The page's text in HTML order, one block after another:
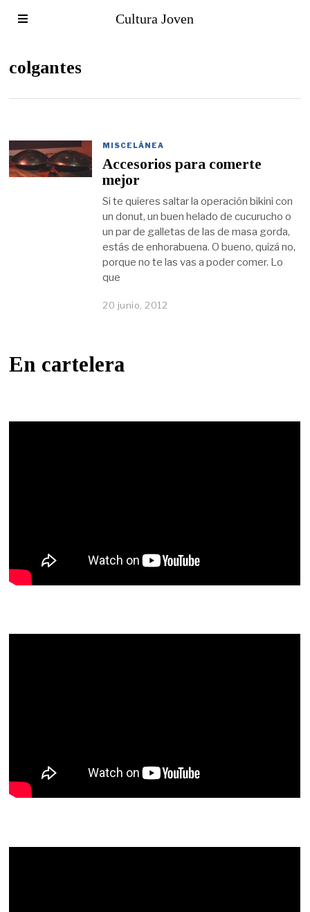
Cultura Joven
colgantes
MISCELÁNEA
Accesorios para comerte
mejor
Si te quieres saltar la operación bikini con
un donut, un buen helado de cucurucho o
un par de galletas de las de masa gorda,
estás de enhorabuena. O bueno, quizá no,
porque no te las vas a poder comer. Lo
que
20 junio, 2012
En cartelera